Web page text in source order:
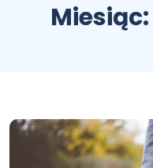
Miesiąc: